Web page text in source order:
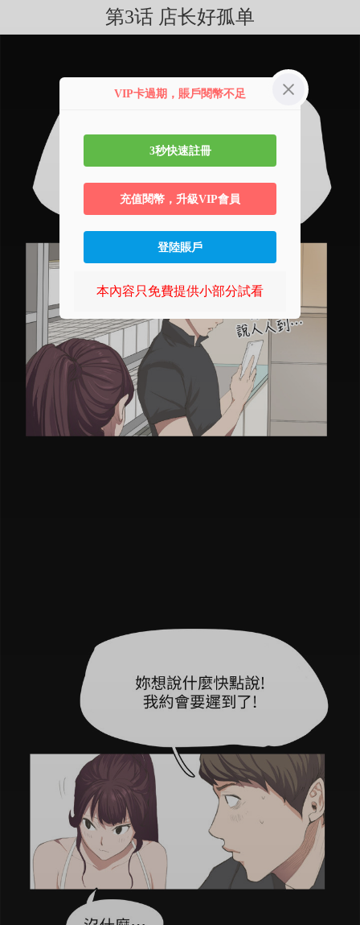
第3话 店长好孤单
VIP卡過期，賬戶閱幣不足
3秒快速註冊
充值閱幣，升級VIP會員
登陸賬戶
本內容只免費提供小部分試看